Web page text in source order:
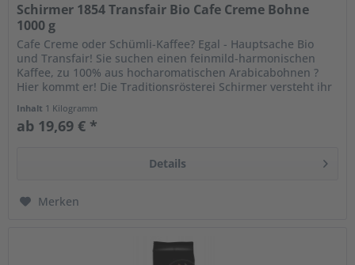
Schirmer 1854 Transfair Bio Cafe Creme Bohne
1000 g
Cafe Creme oder Schümli-Kaffee? Egal - Hauptsache Bio
und Transfair! Sie suchen einen feinmild-harmonischen
Kaffee, zu 100% aus hocharomatischen Arabicabohnen ?
Hier kommt er! Die Traditionsrösterei Schirmer versteht ihr
Inhalt 1 Kilogramm
ab 19,69 € *
Details
Merken